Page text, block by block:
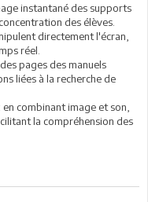
instantané des supports
des élèves.
directement l'écran,
réel.
pages des manuels
liées à la recherche de
combinant image et son,
la compréhension des